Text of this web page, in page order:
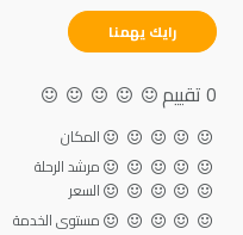
رايك يهمنا
0 تقييم
المكان
مرشد الرحلة
السعر
مستوى الخدمة